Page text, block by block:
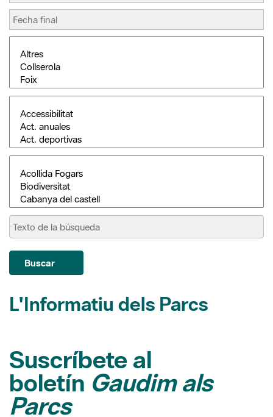
Buscar
L'Informatiu dels Parcs
Suscríbete al
Parcs
Suscríbete al boletín digital y cada martes recibirás todas las
propuestas del fin de semana.